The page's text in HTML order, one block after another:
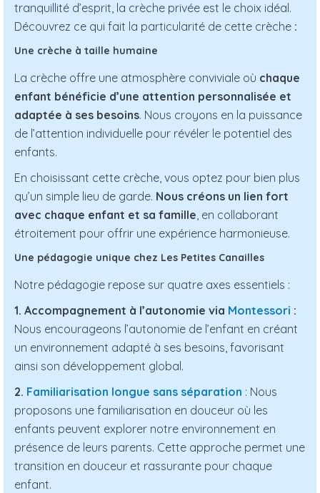
tranquillité d’esprit, la crèche privée est le choix idéal.
Découvrez ce qui fait la particularité de cette crèche :
Une crèche à taille humaine
La crèche offre une atmosphère conviviale où chaque
enfant bénéficie d’une attention personnalisée et
adaptée à ses besoins. Nous croyons en la puissance
de l’attention individuelle pour révéler le potentiel des
enfants.
En choisissant cette crèche, vous optez pour bien plus
qu’un simple lieu de garde. Nous créons un lien fort
avec chaque enfant et sa famille, en collaborant
étroitement pour offrir une expérience harmonieuse.
Une pédagogie unique chez Les Petites Canailles
Notre pédagogie repose sur quatre axes essentiels :
1. Accompagnement à l’autonomie via Montessori :
Nous encourageons l’autonomie de l’enfant en créant
un environnement adapté à ses besoins, favorisant
ainsi son développement global.
2. Familiarisation longue sans séparation : Nous
proposons une familiarisation en douceur où les
enfants peuvent explorer notre environnement en
présence de leurs parents. Cette approche permet une
transition en douceur et rassurante pour chaque
enfant.